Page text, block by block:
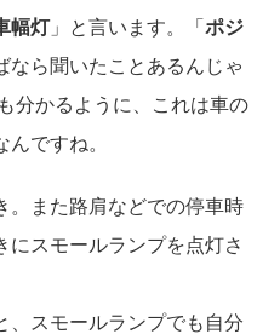
幅灯」と言います。「 ポジ
なら聞いたことあるんじゃ
分かるように、これは車の
ですね。
。また路肩などでの停車時
にスモールランプを点灯さ
、スモールランプでも自分